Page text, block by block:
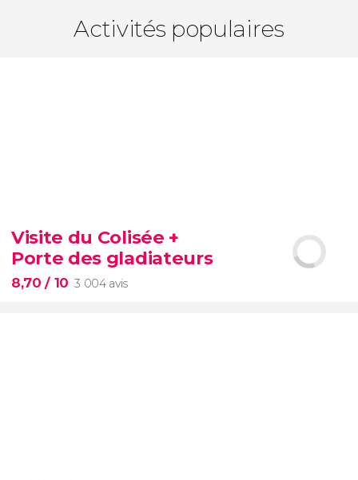
Activités populaires
Visite du Colisée +
Porte des gladiateurs
8,70/ 10 3 004 avis